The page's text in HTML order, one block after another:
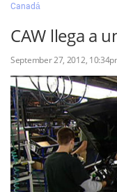
Classifieds
Categorías
Iniciar sesión
Canadá
CAW llega a
September 27, 2012,